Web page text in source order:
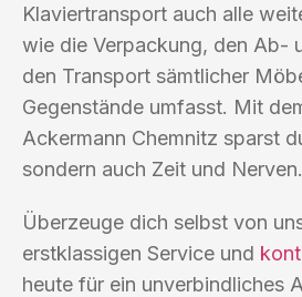
Klaviertransport auch alle
wie die Verpackung, den Ab-
den Transport sämtlicher
Gegenstände umfasst. Mit
Ackermann Chemnitz sparst
sondern auch Zeit und Nerven.
Überzeuge dich selbst von
erstklassigen Service und
heute für ein unverbindliches